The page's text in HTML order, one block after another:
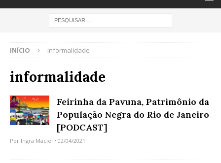
INÍCIO informalidade
informalidade
Feirinha da Pavuna, Patrimônio da
População Negra do Rio de Janeiro
[PODCAST]
Por Ingra Maciel • 02/04/2021